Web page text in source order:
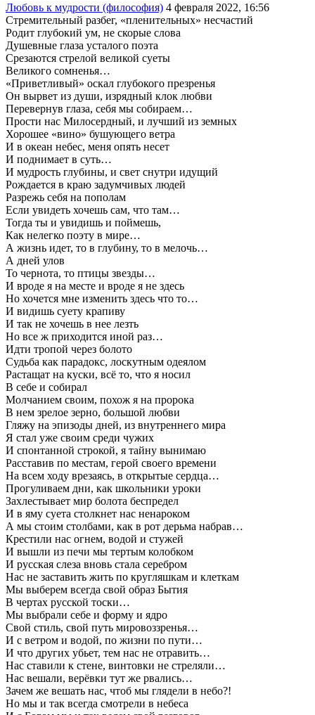
Любовь к мудрости (философия) 4 февраля 2022, 16:56
Стремительный разбег, «пленительных» несчастий
Родит глубокий ум, не скорые слова
Душевные глаза усталого поэта
Срезаются стрелой великой суеты
Великого сомненья…
«Приветливый» оскал глубокого презренья
Он вырвет из души, изрядный клок любви
Перевернув глаза, себя мы собираем…
Прости нас Милосердный, и лучший из земных
Хорошее «вино» бушующего ветра
И в океан небес, меня опять несет
И поднимает в суть…
И мудрость глубины, и свет снутри идущий
Рождается в краю задумчивых людей
Разрежь себя на пополам
Если увидеть хочешь сам, что там…
Тогда ты и увидишь и поймешь,
Как нелегко поэту в мире…
А жизнь идет, то в глубину, то в мелочь…
А дней улов
То чернота, то птицы звезды…
И вроде я на месте и вроде я не здесь
Но хочется мне изменить здесь что то…
И видишь суету крапиву
И так не хочешь в нее лезть
Но все ж приходится иной раз…
Идти тропой через болото
Судьба как парадокс, лоскутным одеялом
Растащат на куски, всё то, что я носил
В себе и собирал
Молчанием своим, похож я на пророка
В нем зрелое зерно, большой любви
Гляжу на эпизоды дней, из внутреннего мира
Я стал уже своим среди чужих
И спонтанной строкой, я тайну вынимаю
Расставив по местам, герой своего времени
На всем ходу врезаясь, в открытые сердца…
Прогуливаем дни, как школьники уроки
Захлестывает мир болота беспредел
И в яму суета столкнет нас ненароком
А мы стоим столбами, как в рот дерьма набрав…
Крестили нас огнем, водой и стужей
И вышли из печи мы тертым колобком
И русская слеза вновь стала серебром
Нас не заставить жить по кругляшкам и клеткам
Мы выберем всегда свой образ Бытия
В чертах русской тоски…
Мы выбрали себе и форму и ядро
Свой стиль, свой путь мировоззренья…
И с ветром и водой, по жизни по пути…
И что других убьет, тем нас не отравить…
Нас ставили к стене, винтовки не стреляли…
Нас вешали, верёвки тут же рвались…
Зачем же вешать нас, чтоб мы глядели в небо?!
Но мы и так всегда смотрели в небеса